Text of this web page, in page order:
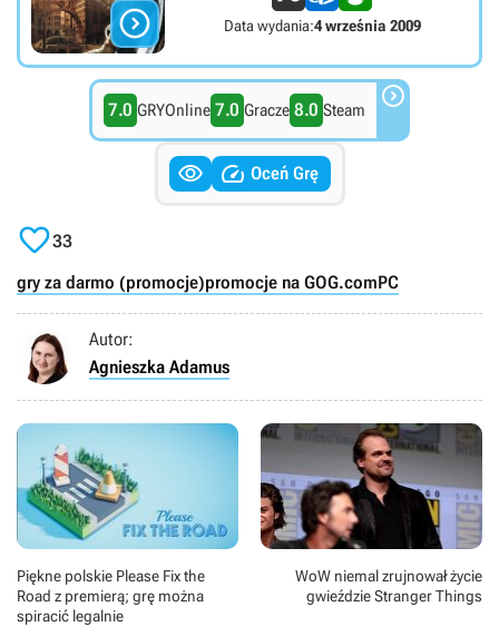
 Data wydania:4 września 2009
7.0 GRYOnline 7.0 Gracze 8.0 Steam 
  Oceń Grę
33
gry za darmo (promocje)promocje na GOG.comPC
Autor:
Agnieszka Adamus
Piękne polskie Please Fix the
Road z premierą; grę można
spiracić legalnie
WoW niemal zrujnował życie
gwieździe Stranger Things